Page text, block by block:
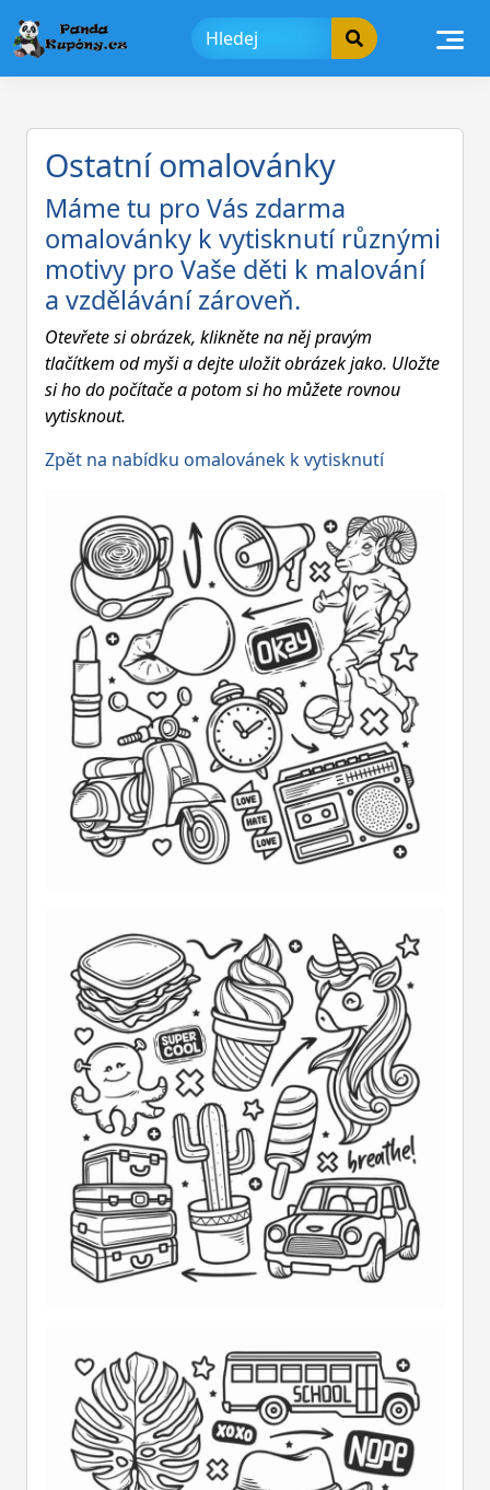
to
content
Ostatní omalovánky
Máme tu pro Vás zdarma
omalovánky k vytisknutí různými
motivy pro Vaše děti k malování
a vzdělávání zároveň.
Otevřete si obrázek, klikněte na něj pravým
tlačítkem od myši a dejte uložit obrázek jako. Uložte
si ho do počítače a potom si ho můžete rovnou
vytisknout.
Zpět na nabídku omalovánek k vytisknutí